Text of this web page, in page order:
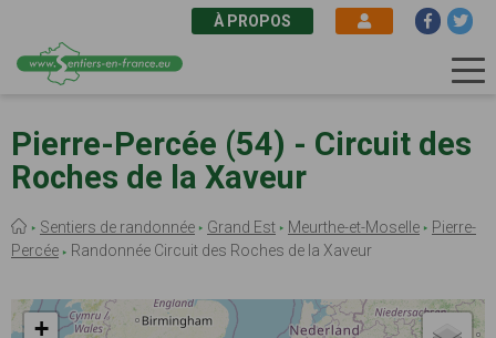
au
contenu
principal
À PROPOS
Pierre-Percée (54) - Circuit des
Roches de la Xaveur
Fil
d'Ariane
Sentiers de randonnée Grand Est Meurthe-et-Moselle
Pierre-
Percée
Randonnée Circuit des Roches de la Xaveur
+